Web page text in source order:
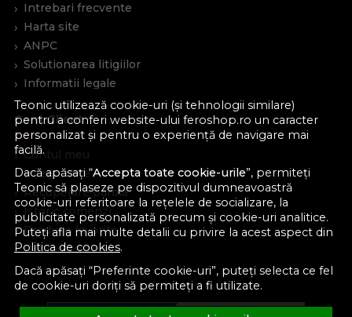
Teonic utilizează cookie-uri (și tehnologii similare)
pentru a conferi website-ului feroshop.ro un caracter
personalizat și pentru o experiență de navigare mai
facilă.
Dacă apăsați “Accepta toate cookie-urile”, permiteți
Teonic să plaseze pe dispozitivul dumneavoastră
cookie-uri referitoare la rețelele de socializare, la
publicitate personalizată precum și cookie-uri analitice.
Puteți afla mai multe detalii cu privire la acest aspect din
Politica de cookies.
Dacă apăsați “Preferinte cookie-uri”, puteți selecta ce fel
de cookie-uri doriți să permiteți a fi utilizate.
Intrebari frecvente
Harta site
ANPC
Solutionarea litigiilor
Informatii legale
Cont Client
Contul meu
Inregistrare
Recuperare parola
Istoric comenzi
Produse favorite
Devino partener